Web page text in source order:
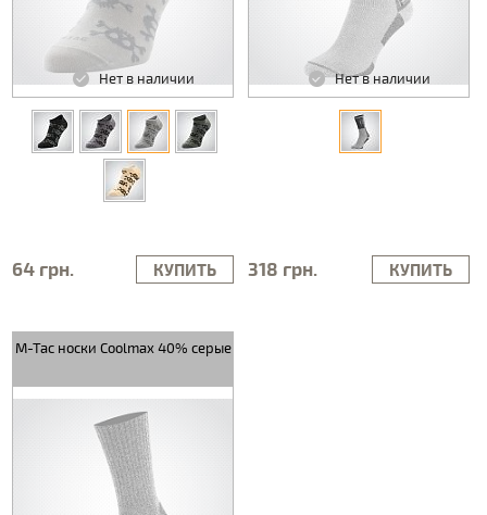
Нет в наличии
64 грн. КУПИТЬ
Нет в наличии
318 грн. КУПИТЬ
M-Tac носки Coolmax 40% серые